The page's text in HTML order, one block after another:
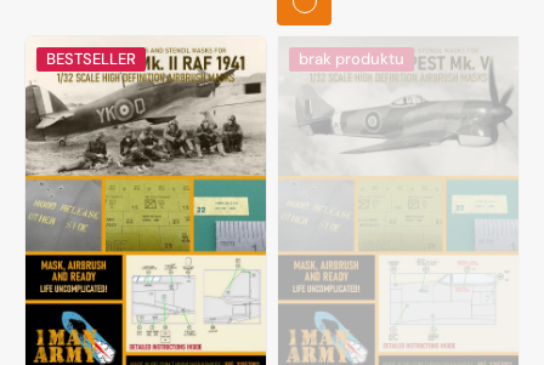
BESTSELLER brak produktu